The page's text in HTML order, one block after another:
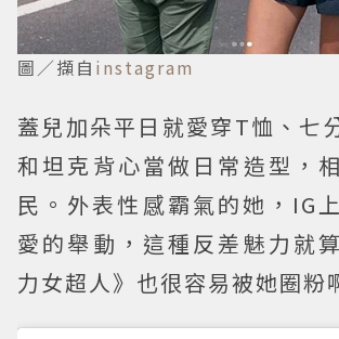
圖／擷自 instagram
蓋兒加朵平日就愛穿T恤、七
和坦克背心當做日常造型，
民。外表性感霸氣的她，IG
愛的舉動，這種反差魅力就
力女超人》也很容易被她圈粉